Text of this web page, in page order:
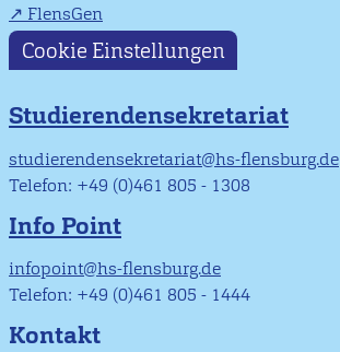
FlensGen
Cookie Einstellungen
Studierendensekretariat
studierendensekretariat@hs-flensburg.de
Telefon: +49 (0)461 805 - 1308
Info Point
infopoint@hs-flensburg.de
Telefon: +49 (0)461 805 - 1444
Kontakt